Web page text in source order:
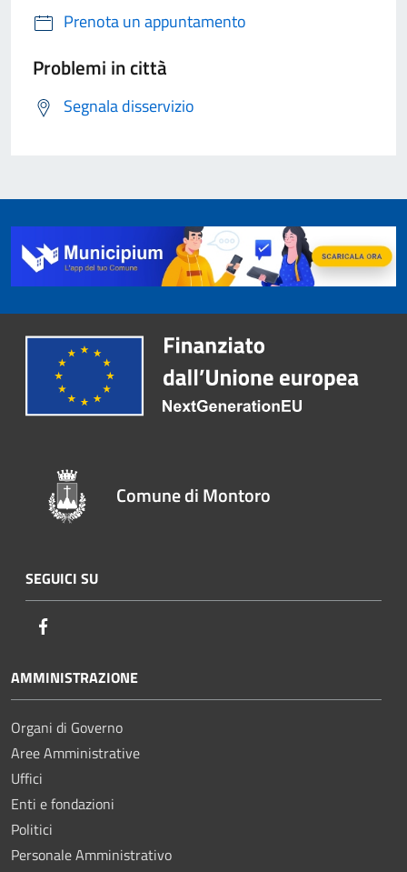
Prenota un appuntamento
Problemi in città
Segnala disservizio
Comune di Montoro
SEGUICI SU
AMMINISTRAZIONE
Organi di Governo
Aree Amministrative
Uffici
Enti e fondazioni
Politici
Personale Amministrativo